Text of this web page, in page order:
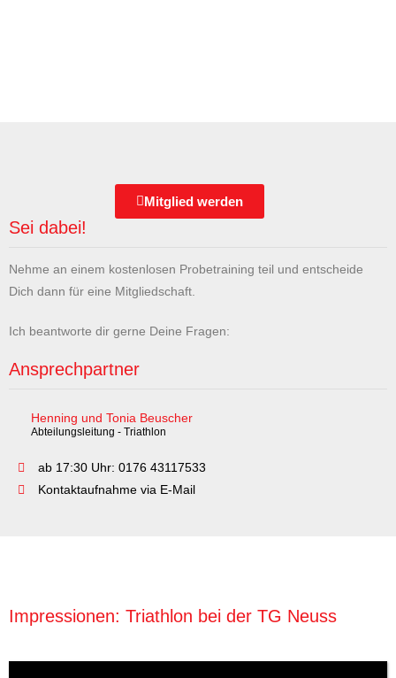
Mitglied werden
Sei dabei!
Nehme an einem kostenlosen Probetraining teil und entscheide
Dich dann für eine Mitgliedschaft.
Ich beantworte dir gerne Deine Fragen:
Ansprechpartner
Henning und Tonia Beuscher
Abteilungsleitung - Triathlon
ab 17:30 Uhr: 0176 43117533
Kontaktaufnahme via E-Mail
Impressionen: Triathlon bei der TG Neuss